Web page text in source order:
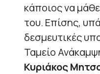
κάποιος να
του. Επίσης,
δεσμευτικές
Ταμείο
Κυριάκος